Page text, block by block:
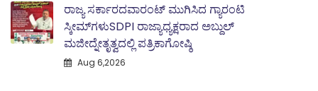
ರಾಜ್ಯ ಸರ್ಕಾರದವಾರಂಟ್ ಮುಗಿಸಿದ ಗ್ಯಾರಂಟಿ
ಸ್ಕೀಮ್‌ಗಳುSDPI ರಾಜ್ಯಾಧ್ಯಕ್ಷರಾದ ಅಬ್ದುಲ್
ಮಜೀದ್ನೇತೃತ್ವದಲ್ಲಿ ಪತ್ರಿಕಾಗೋಷ್ಠಿ
Aug 6,2026